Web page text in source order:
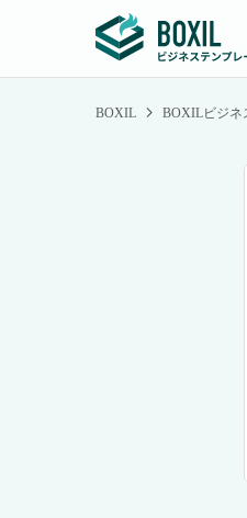
BOXIL BOXILビジネ